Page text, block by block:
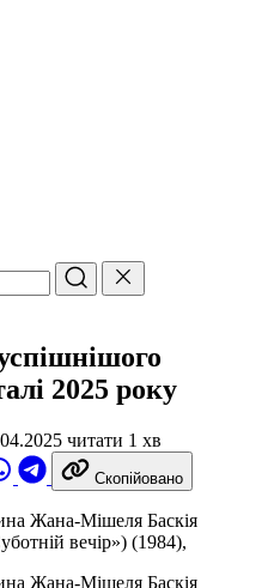
2025 року
читати 1 хв
Скопійовано